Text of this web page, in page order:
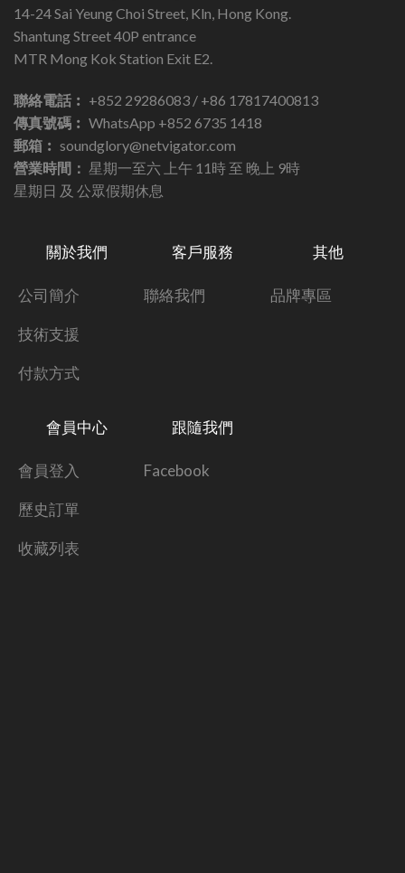
14-24 Sai Yeung Choi Street, Kln, Hong Kong.
Shantung Street 40P entrance
MTR Mong Kok Station Exit E2.
聯絡電話︰ +852 29286083 / +86 17817400813
傳真號碼︰ WhatsApp +852 6735 1418
郵箱︰ soundglory@netvigator.com
營業時間： 星期一至六 上午 11時 至 晚上 9時
星期日 及 公眾假期休息
關於我們
公司簡介
技術支援
付款方式
客戶服務
聯絡我們
其他
品牌專區
會員中心
會員登入
歷史訂單
收藏列表
跟隨我們
Facebook